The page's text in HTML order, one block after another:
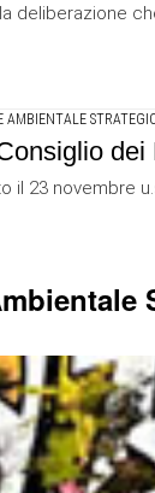
deliberazione
AMBIENTALE
il 23